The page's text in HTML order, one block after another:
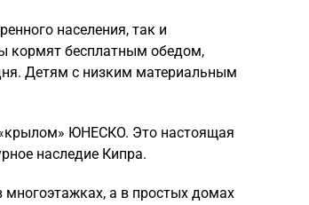
населения, так и
кормят бесплатным обедом,
Детям с низким материальным
ЮНЕСКО. Это настоящая
наследие Кипра.
многоэтажках, а в простых домах